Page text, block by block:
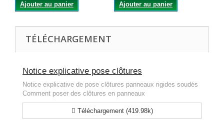
Ajouter au panier Ajouter au panier
TÉLÉCHARGEMENT
Notice explicative pose clôtures
Notice explicative de pose clôtures panneaux rigides soudés
Comment poser des clôtures en panneaux
Téléchargement (419.98k)